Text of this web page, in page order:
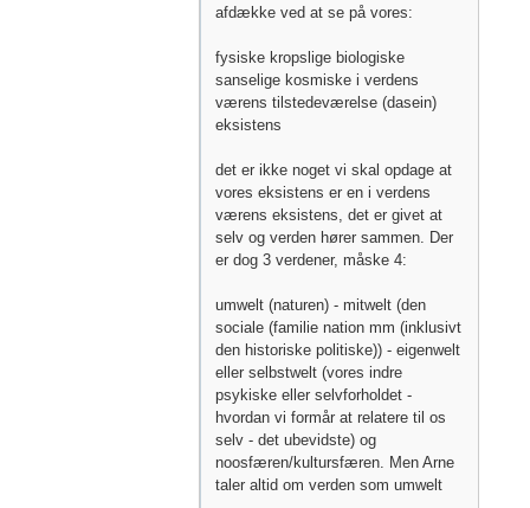
afdække ved at se på vores:
fysiske kropslige biologiske
sanselige kosmiske i verdens
værens tilstedeværelse (dasein)
eksistens
det er ikke noget vi skal opdage at
vores eksistens er en i verdens
værens eksistens, det er givet at
selv og verden hører sammen. Der
er dog 3 verdener, måske 4:
umwelt (naturen) - mitwelt (den
sociale (familie nation mm (inklusivt
den historiske politiske)) - eigenwelt
eller selbstwelt (vores indre
psykiske eller selvforholdet -
hvordan vi formår at relatere til os
selv - det ubevidste) og
noosfæren/kultursfæren. Men Arne
taler altid om verden som umwelt